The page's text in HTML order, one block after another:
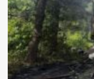
“старовинні”
методи,
перевірені
роками